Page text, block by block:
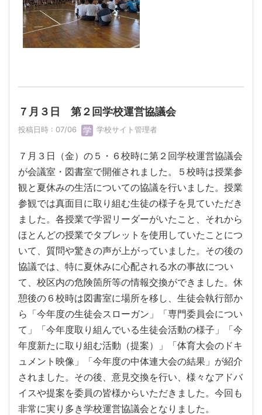
７月３日 第２回学校運営協議会
投稿日時 : 07/06 学校サイト管理者
７月３日（金）の５・６校時に第２回学校運営協議会
が会議室・図書室で開催されました。５校時は授業参
観と夏休みの生活についての協議を行いました。授業
参観では真面目に取り組む生徒の様子を見ていただき
ました。各授業で学習リーダーがいたこと、それから
ほとんどの授業でタブレットを使用していたことにつ
いて、質問や驚きの声が上がっていました。その後の
協議では、特に夏休みに心配される水の事故につい
て、校区内の危険箇所等の情報交換ができました。休
憩後の６校時は図書室に場所を移し、生徒会執行部か
ら「今年度の生徒会スローガン」「専門委員会につい
て」「今年度取り組んでいる生徒会活動の様子」「今
年度新たに取り組む活動（提案）」「体育大会のドキ
ュメント映像」「今年度の中体連大会の結果」が紹介
されました。その後、意見交換を行い、様々なアドバ
イスや提案を委員の皆様からいただきました。今回も
非常に実り多き学校運営協議会となりました。